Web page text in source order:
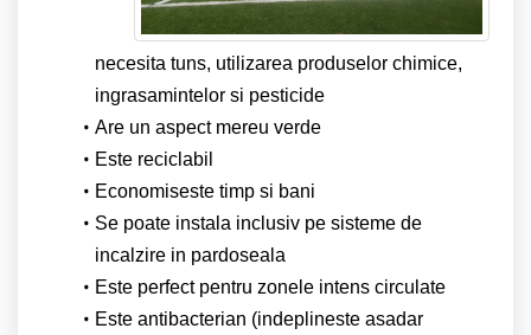
necesita tuns, utilizarea produselor chimice,
ingrasamintelor si pesticide
Are un aspect mereu verde
Este reciclabil
Economiseste timp si bani
Se poate instala inclusiv pe sisteme de
incalzire in pardoseala
Este perfect pentru zonele intens circulate
Este antibacterian (indeplineste asadar